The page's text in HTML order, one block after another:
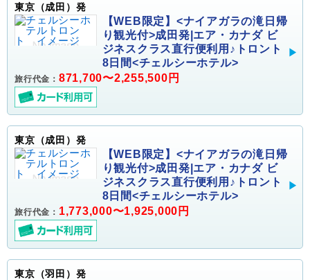
東京（成田）発
【WEB限定】<ナイアガラの滝日帰
り観光付>成田発|エア・カナダ ビ
ジネスクラス直行便利用♪トロント
8日間<チェルシーホテル>
旅行代金： 871,700〜2,255,500円
東京（成田）発
【WEB限定】<ナイアガラの滝日帰
り観光付>成田発|エア・カナダ ビ
ジネスクラス直行便利用♪トロント
8日間<チェルシーホテル>
旅行代金： 1,773,000〜1,925,000円
東京（羽田）発